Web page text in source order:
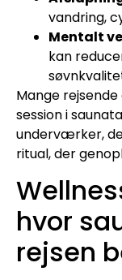
vandring,
Mentalt
kan
Mange
session i
underværker,
ritual, der
hvor
rejsen